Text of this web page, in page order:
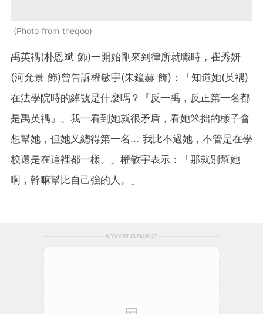
Photo from theqoo
禹英禑(朴恩斌 飾)一開始剛來到律所就職時，崔秀妍
(河允景 飾)曾告訴權敏宇(朱鐘赫 飾)：「知道她(英禑)
在法學院時的綽號是什麼嗎？『反一禹，反正第一名都
是禹英禑』。我一看到她就很矛盾，看她笨拙的樣子會
想幫她，但她又總得第一名... 我比不過她，不管是在學
校還是在這裡都一樣。」權敏宇表示：「那就別幫她
啊，幹嘛幫比自己強的人。」
ADVERTISEMENT